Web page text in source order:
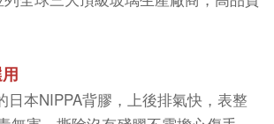
日本NIPPA背膠，上後排氣快，表整